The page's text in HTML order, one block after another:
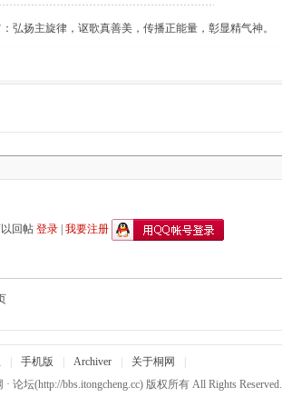
弘扬主旋律，讴歌真善美，传播正能量，彰显精气神。
回帖 登录| 我要注册
手机版 Archiver 关于桐网
· 论坛(http://bbs.itongcheng.cc) 版权所有 All Rights Reserved.